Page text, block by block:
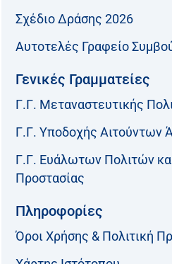
Σχέδιο Δράσης 2026
Αυτοτελές Γραφείο
Γενικές Γραμματείες
Γ.Γ. Μεταναστευτικής
Γ.Γ. Υποδοχής Αιτούντων
Γ.Γ. Ευάλωτων Πολιτών
Προστασίας
Πληροφορίες
Όροι Χρήσης & Πολιτική